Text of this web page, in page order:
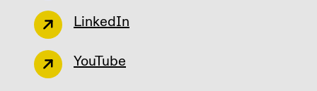
LinkedIn
YouTube